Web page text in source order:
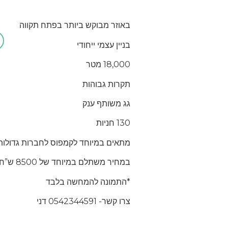
באוזר מבוקש ביותר בפתח תקווה
בניין עצמי ייחודי
18,000 מטר
תקרות גבוהות
גג משותף ענק
130 חניות
מתאים במיוחד לקמפוס לחברות
במחיר משתלם במיוחד של 8500 ש”ח למטר
*התמונה להמחשה בלבד
צרו קשר- 0542344591 דני